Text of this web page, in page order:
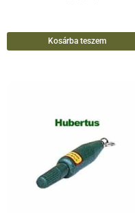
Kosárba teszem